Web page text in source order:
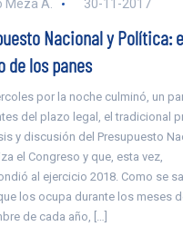
Meza A. 30-11-2017
Nacional y Política:
de los panes
por la noche culminó, un
del plazo legal, el tradicional
y discusión del Presupuesto
el Congreso y que, esta vez,
al ejercicio 2018. Como se
los ocupa durante los meses
de cada año, […]